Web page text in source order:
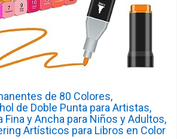
de 80 Colores,
de Doble Punta para Artistas,
Fina y Ancha para Niños y Adultos,
Artísticos para Libros en Color